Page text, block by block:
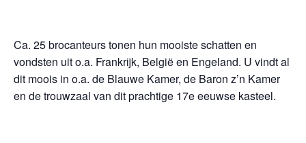
Ca. 25 brocanteurs tonen hun mooiste schatten en
vondsten uit o.a. Frankrijk, België en Engeland. U vindt al
dit moois in o.a. de Blauwe Kamer, de Baron z’n Kamer
en de trouwzaal van dit prachtige 17e eeuwse kasteel.